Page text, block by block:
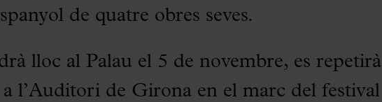
de quatre obres seves.
lloc al Palau el 5 de novembre, es repetirà
l’Auditori de Girona en el marc del festival